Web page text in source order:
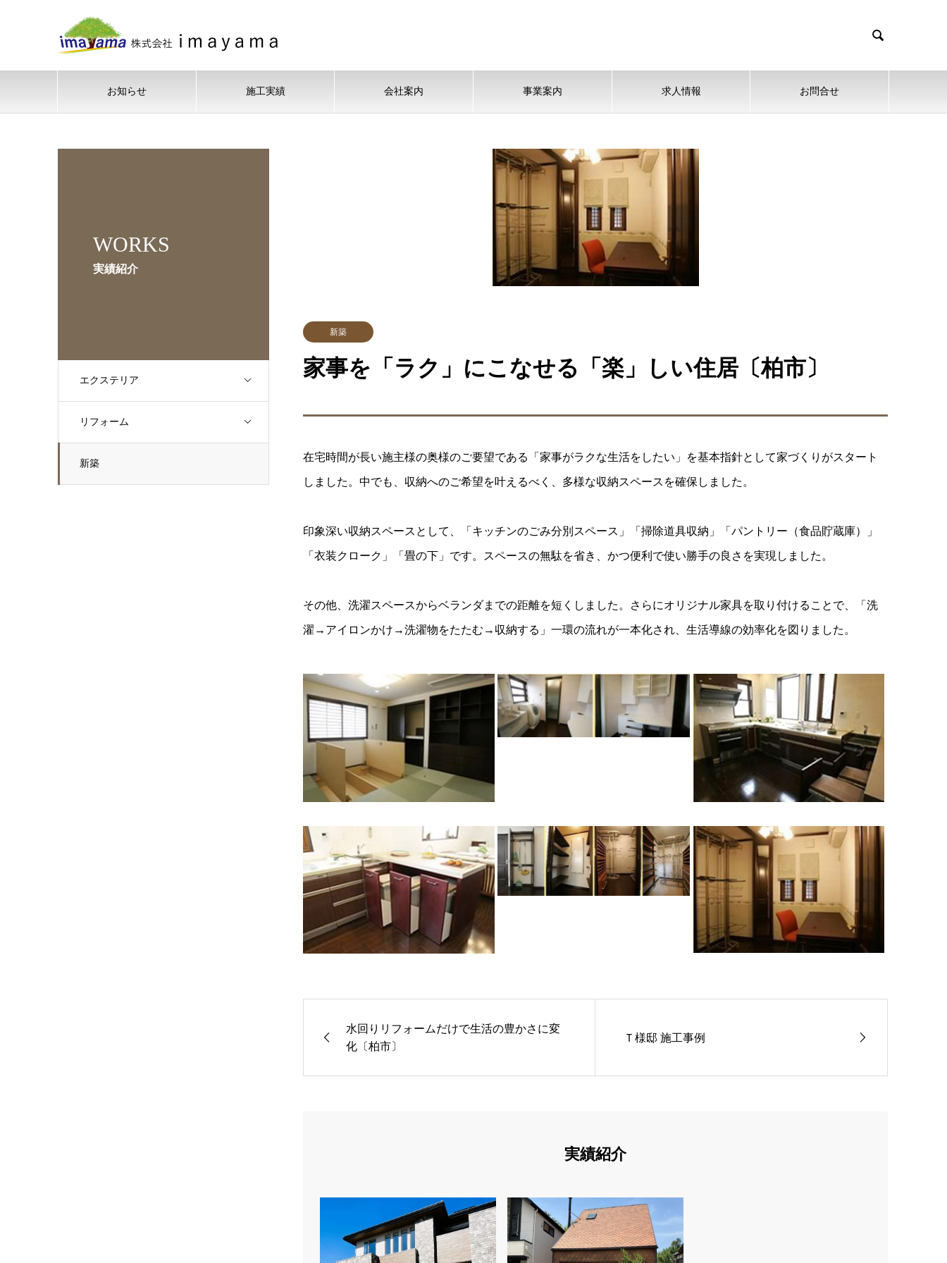

お知らせ 施工実績 会社案内 事業案内 求人情報 お問合せ
WORKS
実績紹介
エクステリア
リフォーム
新築
新築
家事を「ラク」にこなせる「楽」しい住居〔柏市〕
在宅時間が長い施主様の奥様のご要望である「家事がラクな生活をしたい」を基本指針として家づくりがスタート
しました。中でも、収納へのご希望を叶えるべく、多様な収納スペースを確保しました。
印象深い収納スペースとして、「キッチンのごみ分別スペース」「掃除道具収納」「パントリー（食品貯蔵庫）」
「衣装クローク」「畳の下」です。スペースの無駄を省き、かつ便利で使い勝手の良さを実現しました。
その他、洗濯スペースからベランダまでの距離を短くしました。さらにオリジナル家具を取り付けることで、「洗
濯→アイロンかけ→洗濯物をたたむ→収納する」一環の流れが一本化され、生活導線の効率化を図りました。
水回りリフォームだけで生活の豊かさに変
化〔柏市〕
Ｔ様邸 施工事例
実績紹介